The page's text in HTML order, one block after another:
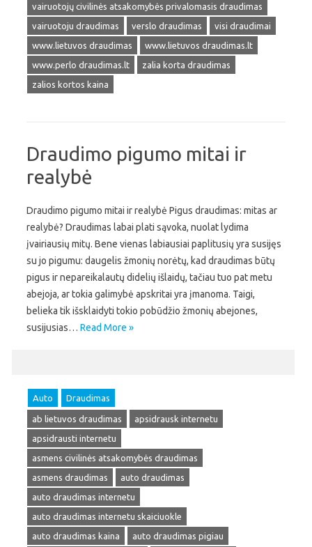
vairuotojų civilinės atsakomybės privalomasis draudimas
vairuotoju draudimas
verslo draudimas
visi draudimai
www.lietuvos draudimas
www.lietuvos draudimas.lt
www.perlo draudimas.lt
zalia korta draudimas
zalios kortos kaina
Draudimo pigumo mitai ir
realybė
Draudimo pigumo mitai ir realybė Pigus draudimas: mitas ar
realybė? Draudimas labai plati sąvoka, nuolat lydima
įvairiausių mitų. Bene vienas labiausiai paplitusių yra susijęs
su jo pigumu: daugelis žmonių norėtų, kad draudimas būtų
pigus ir nepareikalautų didelių išlaidų, tačiau tuo pat metu
abejoja, ar tokia galimybė apskritai yra įmanoma. Taigi,
belieka tik išsklaidyti tokio pobūdžio žmonių abejones,
susijusias… Read More »
Auto Draudimas
ab lietuvos draudimas
apsidrausk internetu
apsidrausti internetu
asmens civilinės atsakomybės draudimas
asmens draudimas
auto draudimas
auto draudimas internetu
auto draudimas internetu skaiciuokle
auto draudimas kaina
auto draudimas pigiau